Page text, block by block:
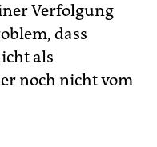
Verfolgung
dass
als
noch nicht vom